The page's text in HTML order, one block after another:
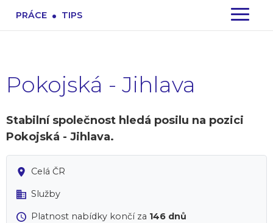
PRÁCE . TIPS
Pokojská - Jihlava
Stabilní společnost hledá posilu na pozici
Pokojská - Jihlava.
Celá ČR
Služby
Platnost nabídky končí za 146 dnů